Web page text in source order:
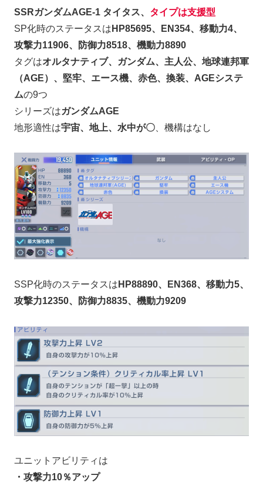
SSRガンダムAGE-1 タイタス、 タイプは支援型
SP化時のステータスは HP85695、EN354、移動力4、
攻撃力11906、防御力8518、機動力8890
タグはオルタナティブ、ガンダム、主人公、地球連邦軍
（AGE）、堅牢、エース機、赤色、換装、AGEシステ
ムの9つ
シリーズはガンダムAGE
地形適性は宇宙、地上、水中が〇 、機構はなし
SSP化時のステータスは HP88890、EN368、移動力5、
攻撃力12350、防御力8835、機動力9209
ユニットアビリティは
・攻撃力10％アップ